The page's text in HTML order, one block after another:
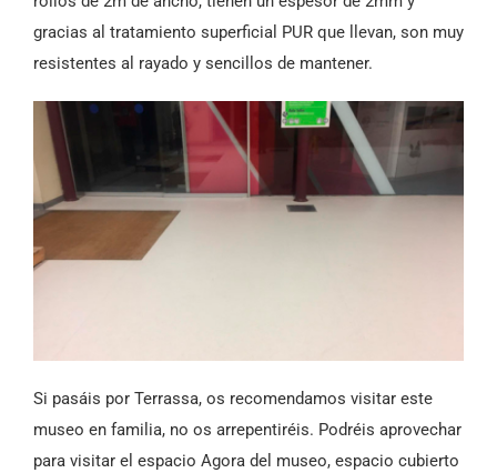
gracias al tratamiento superficial PUR que llevan, son muy
resistentes al rayado y sencillos de mantener.
Si pasáis por Terrassa, os recomendamos visitar este
museo en familia, no os arrepentiréis. Podréis aprovechar
para visitar el espacio Agora del museo, espacio cubierto